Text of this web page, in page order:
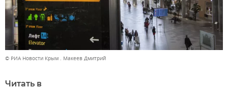
© РИА Новости Крым . Макеев Дмитрий
Читать в